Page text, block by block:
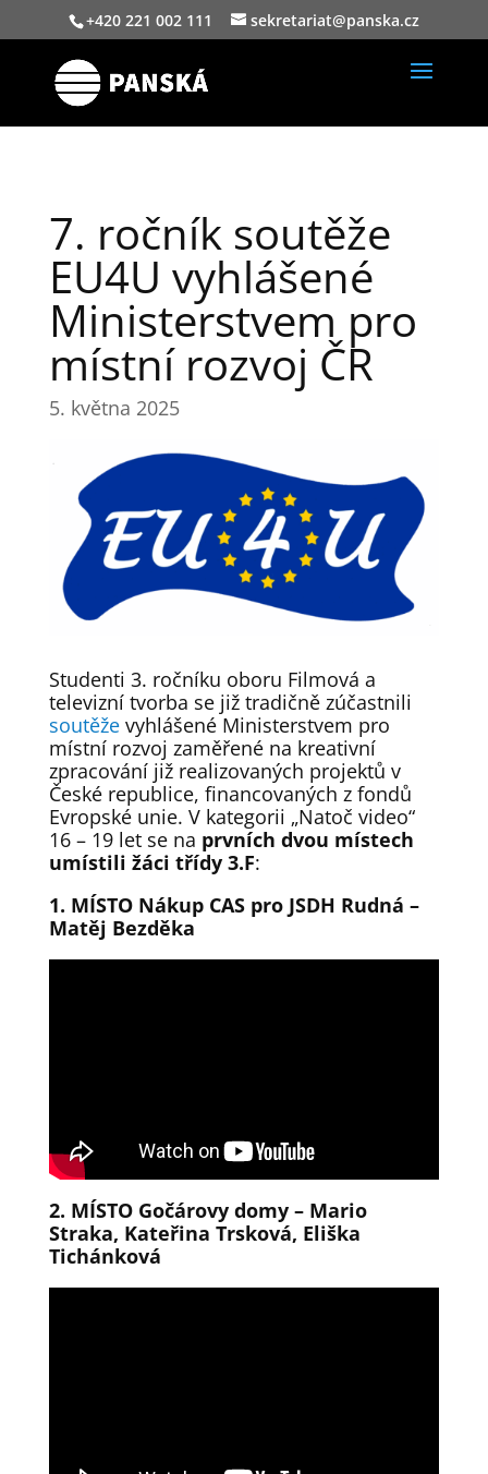
+420 221 002 111 sekretariat@panska.cz
7. ročník soutěže
EU4U vyhlášené
Ministerstvem pro
místní rozvoj ČR
5. května 2025
Studenti 3. ročníku oboru Filmová a
televizní tvorba se již tradičně zúčastnili
soutěževyhlášené Ministerstvem pro
místní rozvoj zaměřené na kreativní
zpracování již realizovaných projektů v
České republice, financovaných z fondů
Evropské unie. V kategorii „Natoč video“
16 – 19 let se na prvních dvou místech
umístili žáci třídy 3.F:
1. MÍSTO Nákup CAS pro JSDH Rudná –
Matěj Bezděka
2. MÍSTO Gočárovy domy – Mario
Straka, Kateřina Trsková, Eliška
Tichánková